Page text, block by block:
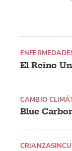
El Reino
Blue
CAMBIO
CRIANZAS